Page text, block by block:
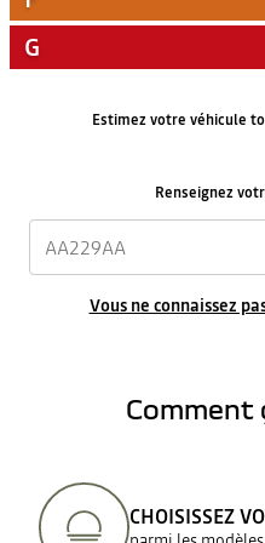
G
Estimez votre véhicule
Renseignez
Vous ne connaissez
Comment
CHOISISSEZ